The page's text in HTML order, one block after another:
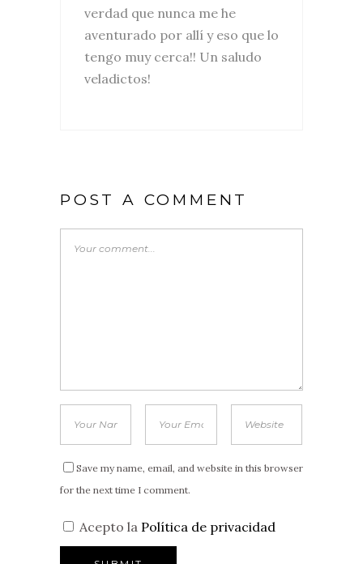
verdad que nunca me he
aventurado por allí y eso que lo
tengo muy cerca!! Un saludo
veladictos!
POST A COMMENT
Save my name, email, and website in this browser
for the next time I comment.
Acepto la Política de privacidad